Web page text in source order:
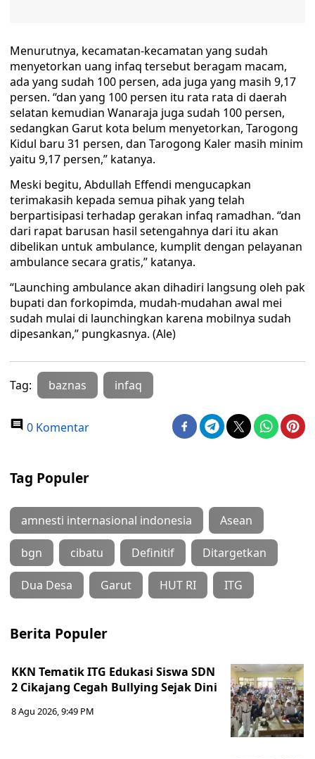
Menurutnya, kecamatan-kecamatan yang sudah
menyetorkan uang infaq tersebut beragam macam,
ada yang sudah 100 persen, ada juga yang masih 9,17
persen. “dan yang 100 persen itu rata rata di daerah
selatan kemudian Wanaraja juga sudah 100 persen,
sedangkan Garut kota belum menyetorkan, Tarogong
Kidul baru 31 persen, dan Tarogong Kaler masih minim
yaitu 9,17 persen,” katanya.
Meski begitu, Abdullah Effendi mengucapkan
terimakasih kepada semua pihak yang telah
berpartisipasi terhadap gerakan infaq ramadhan. “dan
dari rapat barusan hasil setengahnya dari itu akan
dibelikan untuk ambulance, kumplit dengan pelayanan
ambulance secara gratis,” katanya.
“Launching ambulance akan dihadiri langsung oleh pak
bupati dan forkopimda, mudah-mudahan awal mei
sudah mulai di launchingkan karena mobilnya sudah
dipesankan,” pungkasnya. (Ale)
Tag: baznas infaq
0 Komentar
Tag Populer
amnesti internasional indonesia Asean
bgn cibatu Definitif Ditargetkan
Dua Desa Garut HUT RI ITG
Berita Populer
KKN Tematik ITG Edukasi Siswa SDN
2 Cikajang Cegah Bullying Sejak Dini
8 Agu 2026, 9:49 PM